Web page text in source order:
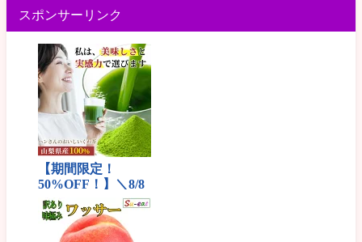
スポンサーリンク